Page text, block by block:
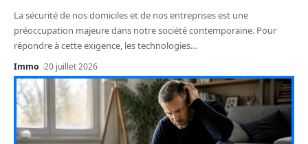
La sécurité de nos domiciles et de nos entreprises est une
préoccupation majeure dans notre société contemporaine. Pour
répondre à cette exigence, les technologies…
Immo 20 juillet 2026